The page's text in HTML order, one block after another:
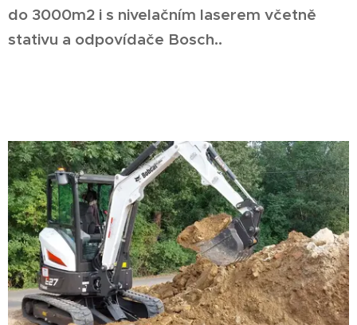
do 3000m2 i s nivelačním laserem včetně
stativu a odpovídače Bosch..